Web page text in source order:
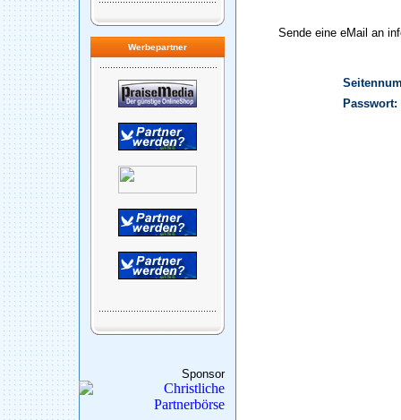
Werbepartner
Sponsor
Sende eine eMail an
Passwort: